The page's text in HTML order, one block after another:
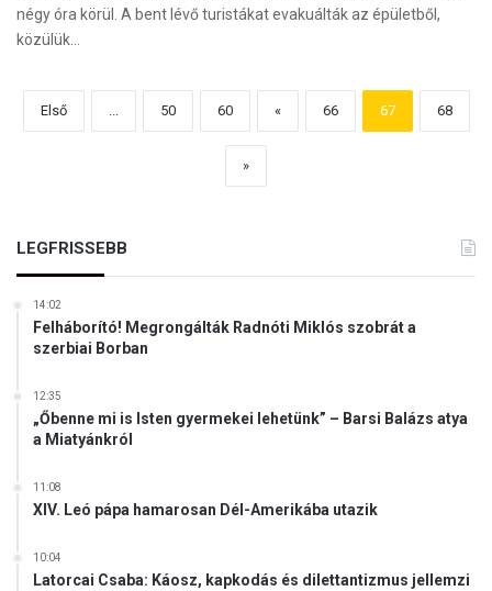
négy óra körül. A bent lévő turistákat evakuálták az épületből,
közülük…
Első ... 50 60 « 66 67 68
»
LEGFRISSEBB
14:02
Felháborító! Megrongálták Radnóti Miklós szobrát a
szerbiai Borban
12:35
„Őbenne mi is Isten gyermekei lehetünk” – Barsi Balázs atya
a Miatyánkról
11:08
XIV. Leó pápa hamarosan Dél-Amerikába utazik
10:04
Latorcai Csaba: Káosz, kapkodás és dilettantizmus jellemzi